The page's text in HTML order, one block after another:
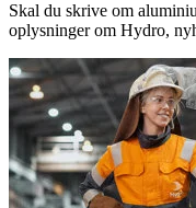
Skal du skrive om
oplysninger om Hydro,